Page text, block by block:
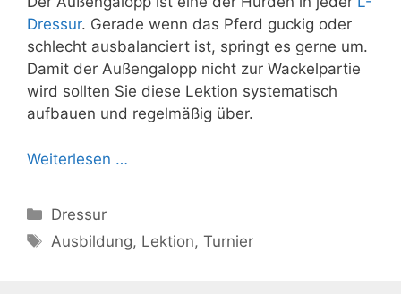
Dressur. Gerade wenn das Pferd guckig oder
schlecht ausbalanciert ist, springt es gerne um.
Damit der Außengalopp nicht zur Wackelpartie
wird sollten Sie diese Lektion systematisch
aufbauen und regelmäßig über.
Weiterlesen …
Kategorien
Dressur
Schlagwörter
Ausbildung, Lektion,Turnier